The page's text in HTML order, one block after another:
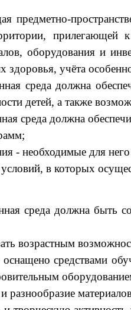
оборудования и
учёта
среда должна
детей, а также
среда должна
- необходимые для
в которых
среда должна быть
возрастным
средствами
разнообразие